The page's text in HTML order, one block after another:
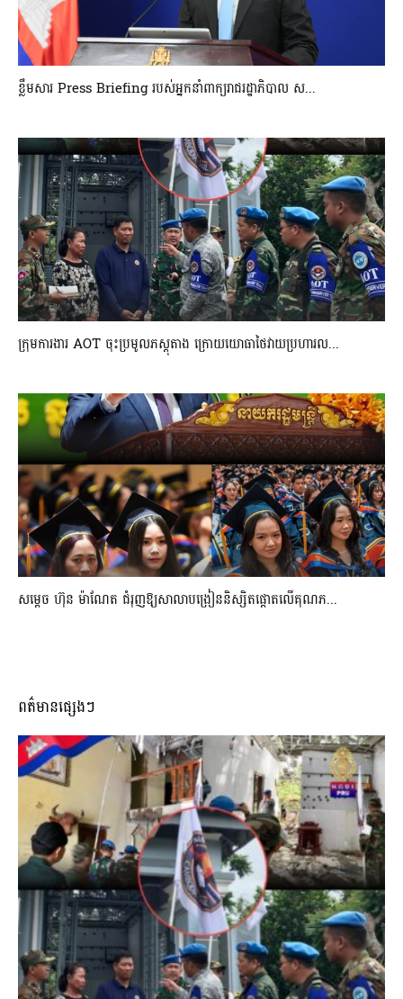
ខ្លឹមសារ Press Briefing របស់អ្នកនាំពាក្យរាជរដ្ឋាភិបាល ស...
ក្រុមការងារ AOT ចុះប្រមូលភស្តុតាង ក្រោយយោធាថៃវាយប្រហារល...
សម្តេច ហ៊ុន ម៉ាណែត ជំរុញឱ្យសាលាបង្រៀននិស្សិតផ្តោតលើគុណភ...
ពត៌មានផ្សេងៗ